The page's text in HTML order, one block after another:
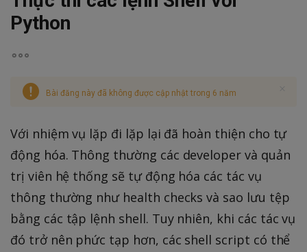
Python
Bài đăng này đã không được cập nhật trong 6 năm
Với nhiệm vụ lặp đi lặp lại đã hoàn thiện cho tự
động hóa. Thông thường các developer và quản
trị viên hệ thống sẽ tự động hóa các tác vụ
thông thường như health checks và sao lưu tệp
bằng các tập lệnh shell. Tuy nhiên, khi các tác vụ
đó trở nên phức tạp hơn, các shell script có thể